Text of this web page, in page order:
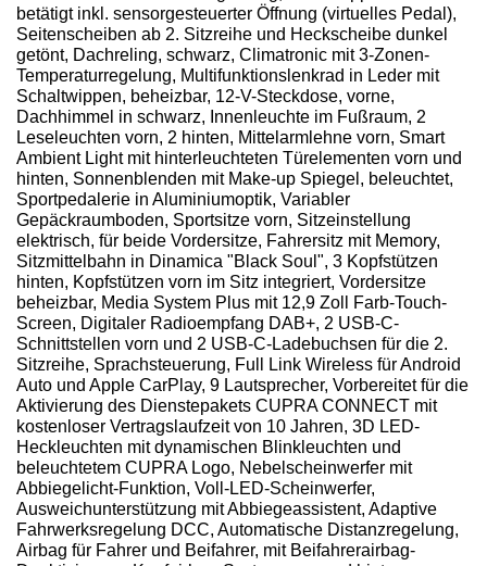
betätigt inkl. sensorgesteuerter Öffnung (virtuelles Pedal),
Seitenscheiben ab 2. Sitzreihe und Heckscheibe dunkel
getönt, Dachreling, schwarz, Climatronic mit 3-Zonen-
Temperaturregelung, Multifunktionslenkrad in Leder mit
Schaltwippen, beheizbar, 12-V-Steckdose, vorne,
Dachhimmel in schwarz, Innenleuchte im Fußraum, 2
Leseleuchten vorn, 2 hinten, Mittelarmlehne vorn, Smart
Ambient Light mit hinterleuchteten Türelementen vorn und
hinten, Sonnenblenden mit Make-up Spiegel, beleuchtet,
Sportpedalerie in Aluminiumoptik, Variabler
Gepäckraumboden, Sportsitze vorn, Sitzeinstellung
elektrisch, für beide Vordersitze, Fahrersitz mit Memory,
Sitzmittelbahn in Dinamica "Black Soul", 3 Kopfstützen
hinten, Kopfstützen vorn im Sitz integriert, Vordersitze
beheizbar, Media System Plus mit 12,9 Zoll Farb-Touch-
Screen, Digitaler Radioempfang DAB+, 2 USB-C-
Schnittstellen vorn und 2 USB-C-Ladebuchsen für die 2.
Sitzreihe, Sprachsteuerung, Full Link Wireless für Android
Auto und Apple CarPlay, 9 Lautsprecher, Vorbereitet für die
Aktivierung des Dienstepakets CUPRA CONNECT mit
kostenloser Vertragslaufzeit von 10 Jahren, 3D LED-
Heckleuchten mit dynamischen Blinkleuchten und
beleuchtetem CUPRA Logo, Nebelscheinwerfer mit
Abbiegelicht-Funktion, Voll-LED-Scheinwerfer,
Ausweichunterstützung mit Abbiegeassistent, Adaptive
Fahrwerksregelung DCC, Automatische Distanzregelung,
Airbag für Fahrer und Beifahrer, mit Beifahrerairbag-